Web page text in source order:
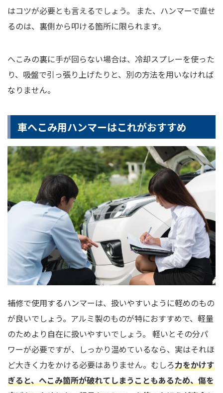
はコツが必要とも言えるでしょう。 また、ハンマーで直せ
るのは、裏側から叩ける箇所に限られます。
へこみの裏に手が回らない場合は、冷却スプレーを使った
り、吸盤で引っ張り上げたりと、別の方法を用いなければ
なりません。
車へこみ用ハンマーはこれがおすすめ
補修で使用するハンマーは、扱いやすいように軽めのもの
が良いでしょう。アルミ製のものが特におすすめで、軽量
のためより自在に扱いやすいでしょう。 軽いとその分パ
ワーが必要ですが、しっかり温めているなら、実はそれほ
ど大きく力をかける必要はありません。むしろ力をかけす
ぎると、へこみ箇所が破れてしまうこともあるため、傷を